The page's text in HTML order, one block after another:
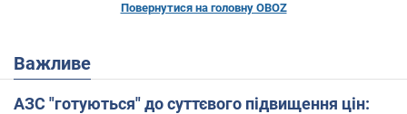
Повернутися на головну OBOZ
Важливе
АЗС "готуються" до суттєвого підвищення цін: